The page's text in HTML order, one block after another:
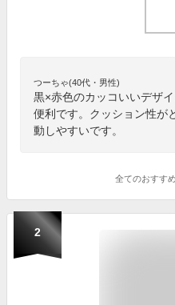
つーちゃ(40代・男性)
黒×赤色のカッコいいデザ
便利です。クッション性が
動しやすいです。
全てのおすす
2